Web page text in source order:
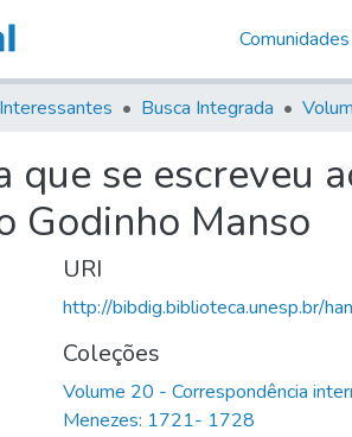
Busca Integrada
que se escreveu
Godinho Manso
URI
http://bibdig.biblioteca.unesp.br/
Coleções
Volume 20 - Correspondência
Menezes: 1721- 1728